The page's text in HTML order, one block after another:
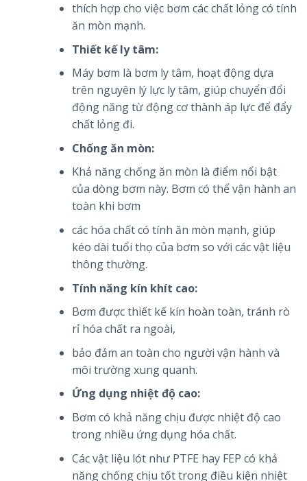
thích hợp cho việc bơm các chất lỏng có tính
ăn mòn mạnh.
Thiết kế ly tâm:
Máy bơm là bơm ly tâm, hoạt động dựa
trên nguyên lý lực ly tâm, giúp chuyển đổi
động năng từ động cơ thành áp lực để đẩy
chất lỏng đi.
Chống ăn mòn:
Khả năng chống ăn mòn là điểm nổi bật
của dòng bơm này. Bơm có thể vận hành an
toàn khi bơm
các hóa chất có tính ăn mòn mạnh, giúp
kéo dài tuổi thọ của bơm so với các vật liệu
thông thường.
Tính năng kín khít cao:
Bơm được thiết kế kín hoàn toàn, tránh rò
rỉ hóa chất ra ngoài,
bảo đảm an toàn cho người vận hành và
môi trường xung quanh.
Ứng dụng nhiệt độ cao:
Bơm có khả năng chịu được nhiệt độ cao
trong nhiều ứng dụng hóa chất.
Các vật liệu lót như PTFE hay FEP có khả
năng chống chịu tốt trong điều kiện nhiệt